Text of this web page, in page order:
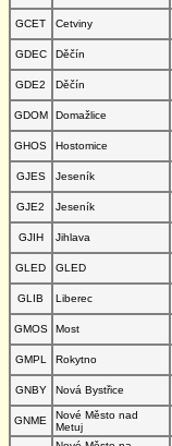
GCET
Cetviny
GDEC
Děčín
GDE2
Děčín
GDOM
Domažlice
GHOS
Hostomice
GJES
Jeseník
GJE2
Jeseník
GJIH
Jihlava
GLED
GLED
GLIB
Liberec
GMOS
Most
GMPL
Rokytno
GNBY
Nová Bystřice
GNME
Nové Město nad
Metuj